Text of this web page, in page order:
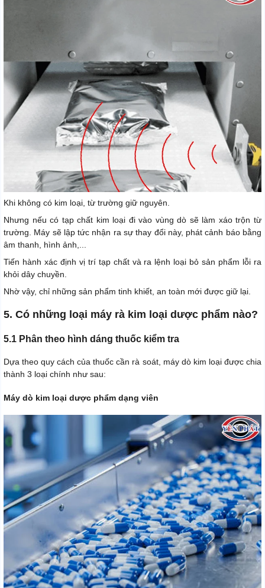
Khi không có kim loại, từ trường giữ nguyên.
Nhưng nếu có tạp chất kim loại đi vào vùng dò sẽ làm xáo trộn từ
trường. Máy sẽ lập tức nhận ra sự thay đổi này, phát cảnh báo bằng
âm thanh, hình ảnh,...
Tiến hành xác định vị trí tạp chất và ra lệnh loại bỏ sản phẩm lỗi ra
khỏi dây chuyền.
Nhờ vậy, chỉ những sản phẩm tinh khiết, an toàn mới được giữ lại.
5. Có những loại máy rà kim loại dược phẩm nào?
5.1 Phân theo hình dáng thuốc kiểm tra
Dựa theo quy cách của thuốc cần rà soát, máy dò kim loại được chia
thành 3 loại chính như sau:
Máy dò kim loại dược phẩm dạng viên